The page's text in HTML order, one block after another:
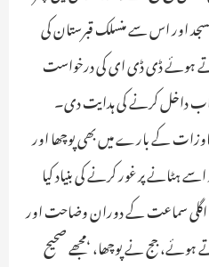
اور اس سے منسلک قبرستان کی
ہوئے ڈی ڈی ای کی درخواست
کے بارے میں بھی پوچھا اور
ہٹانے پر غور کرنے کی بنیاد کیا
29 فروری کو اگلی سماعت کے دوران وضاحت اور
جج نے پوچھا، ‘مجھے صحیح